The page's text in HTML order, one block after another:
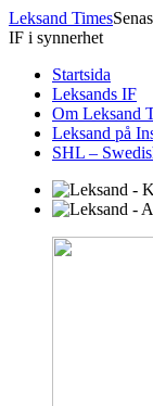
Leksand Times
IF i synnerhet
Startsida
Leksands IF
Om Leksand
Leksand på
SHL –